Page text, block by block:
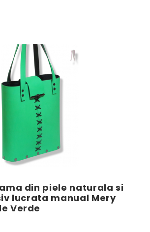
din piele naturala si
lucrata manual Mery
Verde